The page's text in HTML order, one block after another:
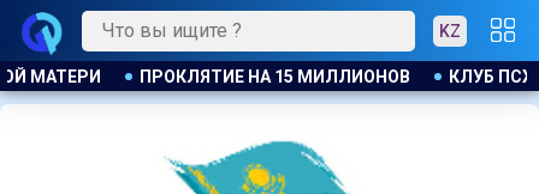
KZ
КЛУБ ПСЖ ОБЪЯВИЛ ОБ ОТКРЫТИИ СВОЕЙ